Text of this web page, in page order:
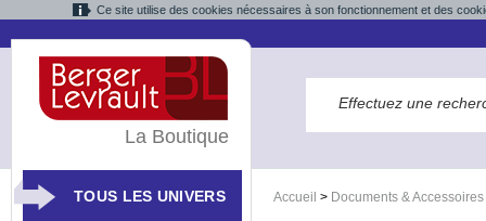
Ce site utilise des cookies nécessaires à son fonctionnement et des
Accueil > Documents & Accessoires
La Boutique
TOUS LES UNIVERS